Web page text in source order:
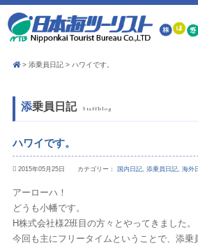
添乗員日記 ハワイです。
添乗員日記 Staffblog
ハワイです。
2015年05月25日 カテゴリー： 国内日記, 添乗員日記, 海外
アーローハ！
どうも小幡です。
H株式会社様2班目の方々とやってきました。
今回も主にフリータイムということで、添乗